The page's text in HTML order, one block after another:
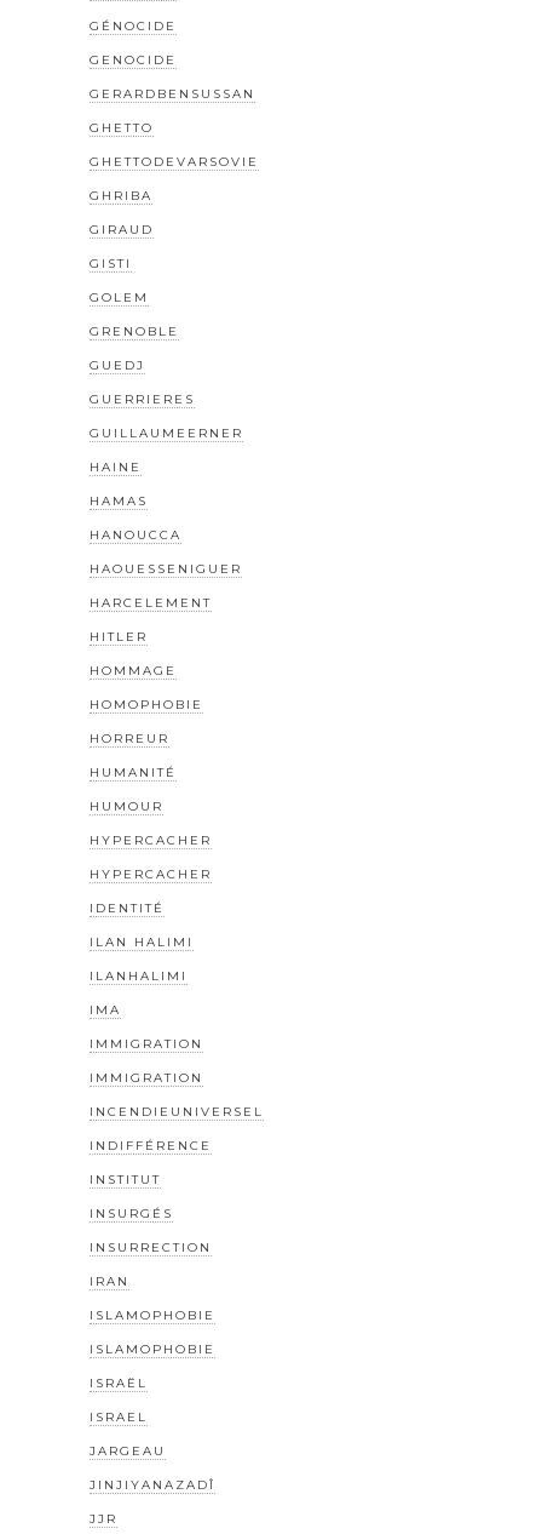
GÉNOCIDE
GENOCIDE
GERARDBENSUSSAN
GHETTO
GHETTODEVARSOVIE
GHRIBA
GIRAUD
GISTI
GOLEM
GRENOBLE
GUEDJ
GUERRIERES
GUILLAUMEERNER
HAINE
HAMAS
HANOUCCA
HAOUESSENIGUER
HARCELEMENT
HITLER
HOMMAGE
HOMOPHOBIE
HORREUR
HUMANITÉ
HUMOUR
HYPERCACHER
HYPERCACHER
IDENTITÉ
ILAN HALIMI
ILANHALIMI
IMA
IMMIGRATION
IMMIGRATION
INCENDIEUNIVERSEL
INDIFFÉRENCE
INSTITUT
INSURGÉS
INSURRECTION
IRAN
ISLAMOPHOBIE
ISLAMOPHOBIE
ISRAËL
ISRAEL
JARGEAU
JINJIYANAZADÎ
JJR